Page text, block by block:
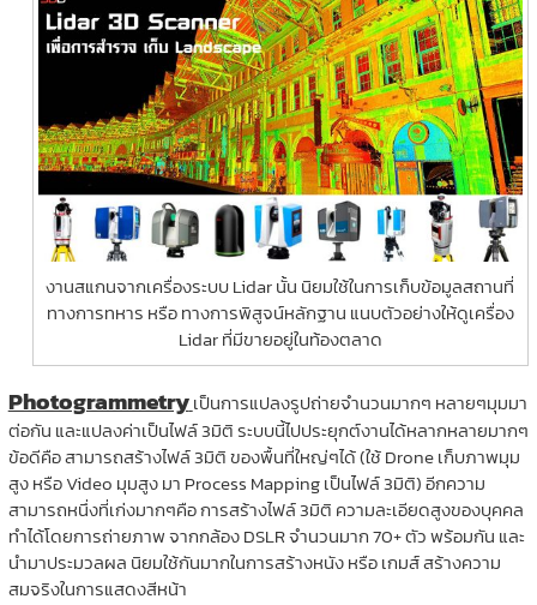
งานสแกนจากเครื่องระบบ Lidar นั้น นิยมใช้ในการเก็บข้อมูลสถานที่
ทางการทหาร หรือ ทางการพิสูจน์หลักฐาน แนบตัวอย่างให้ดูเครื่อง
Lidar ที่มีขายอยู่ในท้องตลาด
Photogrammetryเป็นการแปลงรูปถ่ายจำนวนมากๆ หลายๆมุมมา
ต่อกัน และแปลงค่าเป็นไฟล์ 3มิติ ระบบนี้ไปประยุกต์งานได้หลากหลายมากๆ
ข้อดีคือ สามารถสร้างไฟล์ 3มิติ ของพื้นที่ใหญ่ๆได้ (ใช้ Drone เก็บภาพมุม
สูง หรือ Video มุมสูง มา Process Mapping เป็นไฟล์ 3มิติ) อีกความ
สามารถหนึ่งที่เก่งมากๆคือ การสร้างไฟล์ 3มิติ ความละเอียดสูงของบุคคล
ทำได้โดยการถ่ายภาพ จากกล้อง DSLR จำนวนมาก 70+ ตัว พร้อมกัน และ
นำมาประมวลผล นิยมใช้กันมากในการสร้างหนัง หรือ เกมส์ สร้างความ
สมจริงในการแสดงสีหน้า